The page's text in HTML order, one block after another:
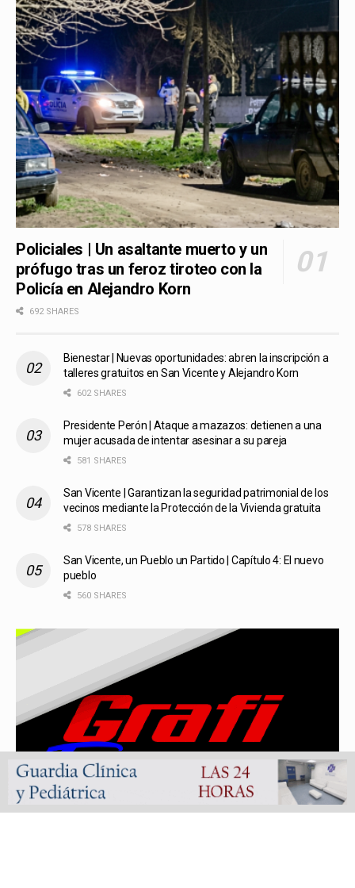
Policiales | Un asaltante muerto y un
prófugo tras un feroz tiroteo con la
Policía en Alejandro Korn
692 SHARES
Bienestar | Nuevas oportunidades: abren la inscripción a
talleres gratuitos en San Vicente y Alejandro Korn
602 SHARES
Presidente Perón | Ataque a mazazos: detienen a una
mujer acusada de intentar asesinar a su pareja
581 SHARES
San Vicente | Garantizan la seguridad patrimonial de los
vecinos mediante la Protección de la Vivienda gratuita
578 SHARES
San Vicente, un Pueblo un Partido | Capítulo 4: El nuevo
pueblo
560 SHARES